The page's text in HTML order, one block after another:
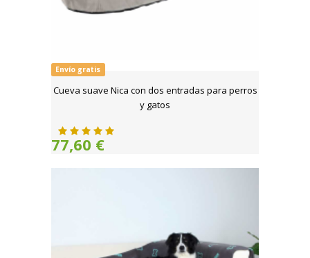
Envío gratis
Cueva suave Nica con dos entradas para perros
y gatos
77,60 €